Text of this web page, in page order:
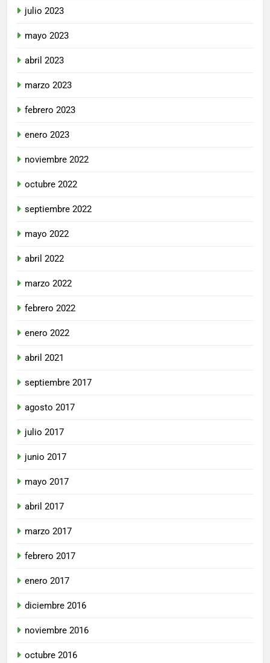
julio 2023
mayo 2023
abril 2023
marzo 2023
febrero 2023
enero 2023
noviembre 2022
octubre 2022
septiembre 2022
mayo 2022
abril 2022
marzo 2022
febrero 2022
enero 2022
abril 2021
septiembre 2017
agosto 2017
julio 2017
junio 2017
mayo 2017
abril 2017
marzo 2017
febrero 2017
enero 2017
diciembre 2016
noviembre 2016
octubre 2016